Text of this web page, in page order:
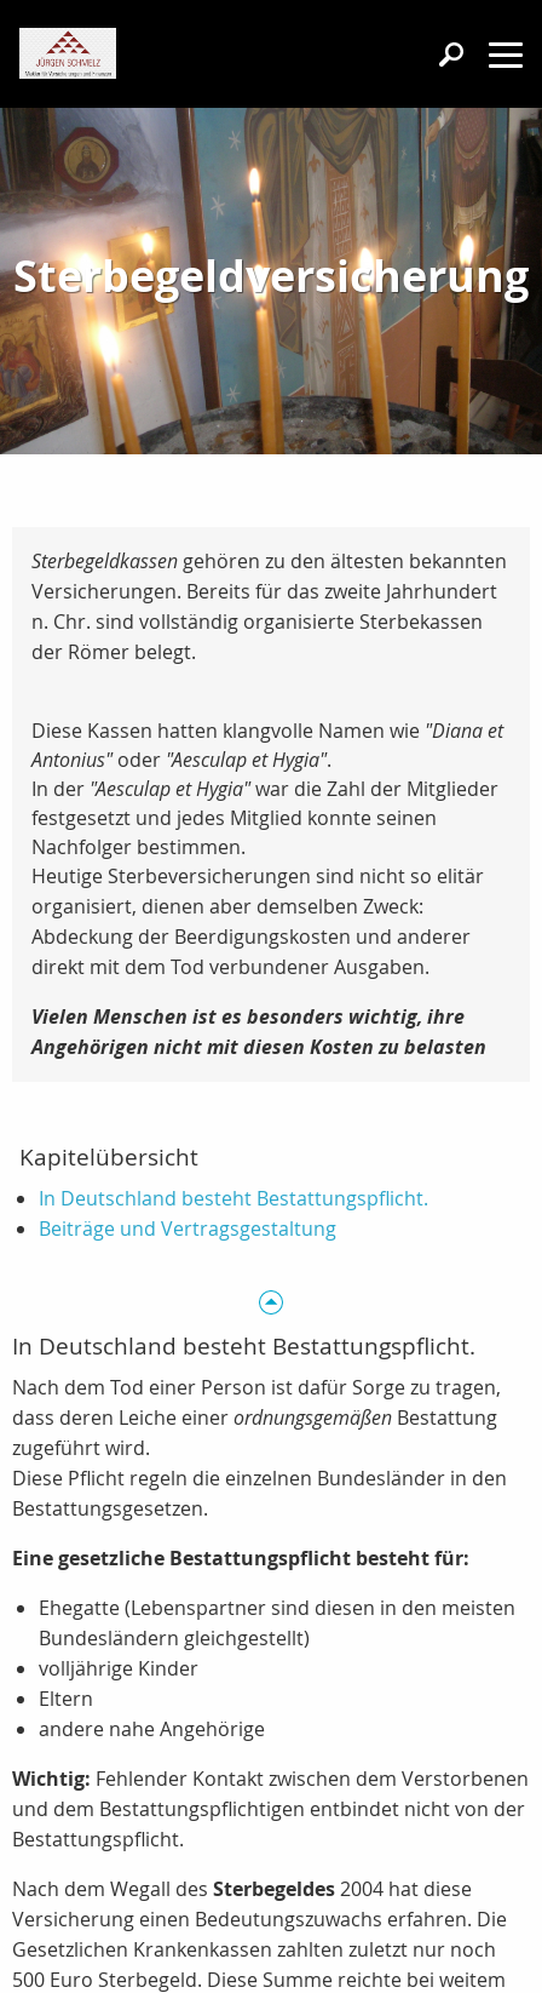
Sterbegeldversicherung
Sterbegeldkassen gehören zu den ältesten bekannten
Versicherungen. Bereits für das zweite Jahrhundert
n. Chr. sind vollständig organisierte Sterbekassen
der Römer belegt.
Diese Kassen hatten klangvolle Namen wie "Diana et
Antonius"oder "Aesculap et Hygia".
In der "Aesculap et Hygia"war die Zahl der Mitglieder
festgesetzt und jedes Mitglied konnte seinen
Nachfolger bestimmen.
Heutige Sterbeversicherungen sind nicht so elitär
organisiert, dienen aber demselben Zweck:
Abdeckung der Beerdigungskosten und anderer
direkt mit dem Tod verbundener Ausgaben.
Vielen Menschen ist es besonders wichtig, ihre
Angehörigen nicht mit diesen Kosten zu belasten
Kapitelübersicht
In Deutschland besteht Bestattungspflicht.
Beiträge und Vertragsgestaltung
In Deutschland besteht Bestattungspflicht.
Nach dem Tod einer Person ist dafür Sorge zu tragen,
dass deren Leiche einerordnungsgemäßen Bestattung
zugeführt wird.
Diese Pflicht regeln die einzelnen Bundesländer in den
Bestattungsgesetzen.
Eine gesetzliche Bestattungspflicht besteht für:
Ehegatte (Lebenspartner sind diesen in den meisten
Bundesländern gleichgestellt)
volljährige Kinder
Eltern
andere nahe Angehörige
Wichtig: Fehlender Kontakt zwischen dem Verstorbenen
und dem Bestattungspflichtigen entbindet nicht von der
Bestattungspflicht.
Nach dem Wegall des Sterbegeldes2004 hat diese
Versicherung einen Bedeutungszuwachs erfahren. Die
Gesetzlichen Krankenkassen zahlten zuletzt nur noch
500 Euro Sterbegeld. Diese Summe reichte bei weitem